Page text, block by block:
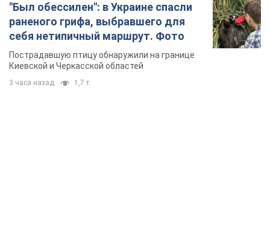
"Был обессилен": в Украине спасли
раненого грифа, выбравшего для
себя нетипичный маршрут. Фото
Пострадавшую птицу обнаружили на границе
Киевской и Черкасской областей
3 часа назад 1,7 т.